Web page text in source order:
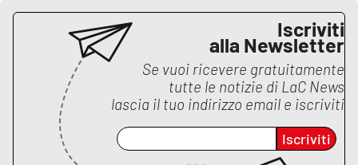
Iscriviti
alla Newsletter
Se vuoi ricevere gratuitamente
tutte le notizie di LaC News
lascia il tuo indirizzo email e iscriviti
Iscriviti